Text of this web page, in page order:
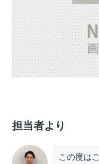
担当者より
この度は